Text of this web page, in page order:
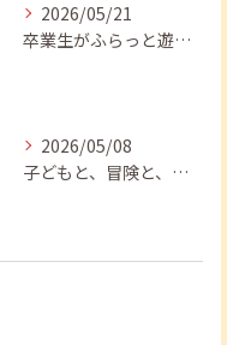
2026/05/21
卒業生がふらっと遊びに来てくれました
2026/05/08
子どもと、冒険と、学び